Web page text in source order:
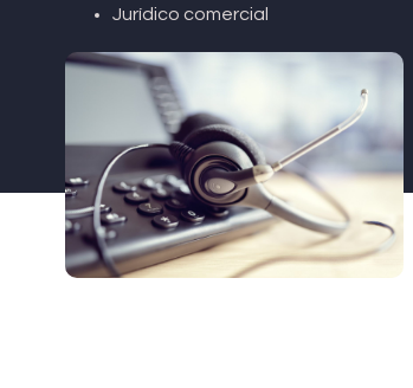
Jurídico comercial